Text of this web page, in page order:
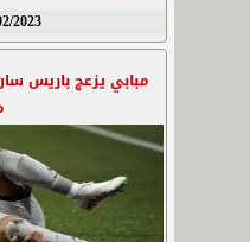
05/02/
مبابي يزعج باريس